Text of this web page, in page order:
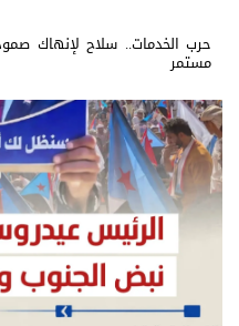
حرب الخدمات.. سلاح لإنهاك
مستمر